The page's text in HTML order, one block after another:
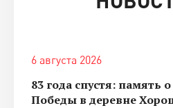
6 августа 2026
83 года спустя: память
Победы в деревне